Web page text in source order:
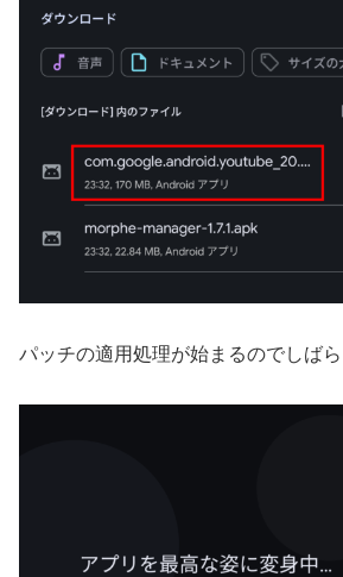
パッチの適用処理が始まるのでしばら